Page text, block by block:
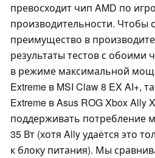
превосходит чип AMD по
производительности. Чтобы
преимущество в
результаты тестов с
в режиме максимальной
Extreme в MSI Claw 8 EX AI+,
Extreme в Asus ROG Xbox Ally
поддерживать потребление
35 Вт (хотя Ally удаётся это
к блоку питания). Мы